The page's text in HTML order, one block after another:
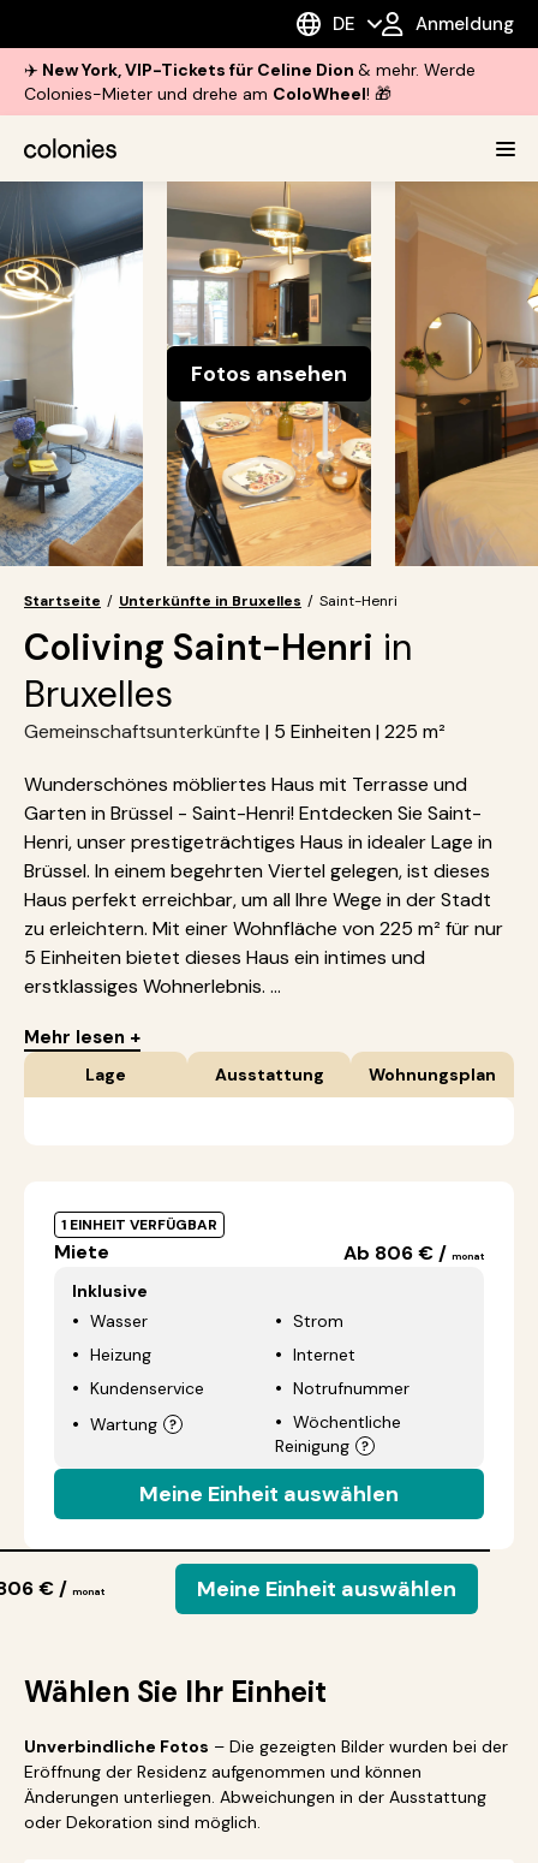
DE Anmeldung
✈️ New York, VIP-Tickets für Celine Dion & mehr. Werde
Colonies-Mieter und drehe am ColoWheel! 🎁
Fotos ansehen
Startseite / Unterkünfte in Bruxelles / Saint-Henri
Coliving Saint-Henri in
Bruxelles
Gemeinschaftsunterkünfte | 5 Einheiten | 225 m²
Wunderschönes möbliertes Haus mit Terrasse und
Garten in Brüssel - Saint-Henri! Entdecken Sie Saint-
Henri, unser prestigeträchtiges Haus in idealer Lage in
Brüssel. In einem begehrten Viertel gelegen, ist dieses
Haus perfekt erreichbar, um all Ihre Wege in der Stadt
zu erleichtern. Mit einer Wohnfläche von 225 m² für nur
5 Einheiten bietet dieses Haus ein intimes und
erstklassiges Wohnerlebnis. ...
Mehr lesen +
Lage Ausstattung Wohnungsplan
1 EINHEIT VERFÜGBAR
Miete Ab 806 € / monat
Inklusive
Wasser
Strom
Heizung
Internet
Kundenservice
Notrufnummer
Wartung
Wöchentliche
Reinigung
Meine Einheit auswählen
€ / monat Meine Einheit auswählen
Wählen Sie Ihr Einheit
Unverbindliche Fotos – Die gezeigten Bilder wurden bei der
Eröffnung der Residenz aufgenommen und können
Änderungen unterliegen. Abweichungen in der Ausstattung
oder Dekoration sind möglich.